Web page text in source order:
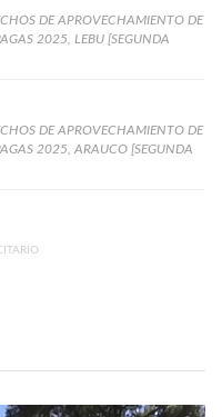
DE APROVECHAMIENTO DE
2025, LEBU [SEGUNDA
DE APROVECHAMIENTO DE
2025, ARAUCO [SEGUNDA